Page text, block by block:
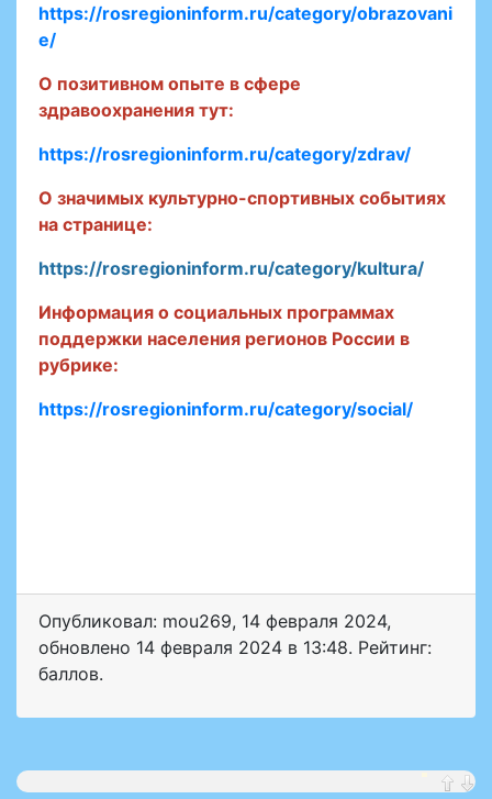
https://rosregioninform.ru/category/obrazovani
e/
О позитивном опыте в сфере
здравоохранения тут:
https://rosregioninform.ru/category/zdrav/
О значимых культурно-спортивных событиях
на странице:
https://rosregioninform.ru/category/kultura/
Информация о социальных программах
поддержки населения регионов России в
рубрике:
https://rosregioninform.ru/category/social/
Опубликовал: mou269, 14 февраля 2024,
обновлено 14 февраля 2024 в 13:48. Рейтинг:
баллов.